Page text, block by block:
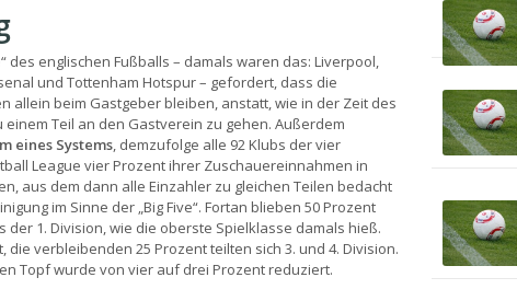
des englischen Fußballs – damals waren das: Liverpool,
und Tottenham Hotspur – gefordert, dass die
allein beim Gastgeber bleiben, anstatt, wie in der Zeit des
Teil an den Gastverein zu gehen. Außerdem
eines Systems, demzufolge alle 92 Klubs der vier
League vier Prozent ihrer Zuschauereinnahmen in
aus dem dann alle Einzahler zu gleichen Teilen bedacht
im Sinne der „Big Five“. Fortan blieben 50 Prozent
der 1. Division, wie die oberste Spielklasse damals hieß.
die verbleibenden 25 Prozent teilten sich 3. und 4. Division.
Topf wurde von vier auf drei Prozent reduziert.